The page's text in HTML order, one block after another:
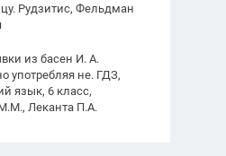
Рудзитис, Фельдман
из басен И. А.
употребляя не. ГДЗ,
язык, 6 класс,
Леканта П.А.